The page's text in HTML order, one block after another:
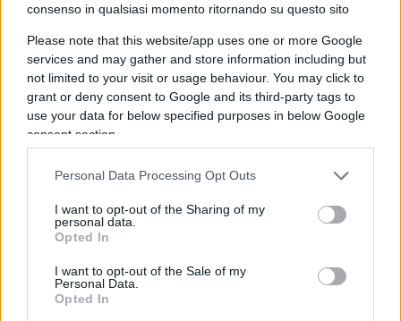
consenso in qualsiasi momento ritornando su questo sito
Please note that this website/app uses one or more Google
services and may gather and store information including but
not limited to your visit or usage behaviour. You may click to
grant or deny consent to Google and its third-party tags to
use your data for below specified purposes in below Google
consent section.
Personal Data Processing Opt Outs
I want to opt-out of the Sharing of my
personal data.
Opted In
I want to opt-out of the Sale of my
Personal Data.
Opted In
intende chiedere “garanzie di sicurezza ferree” in
un possibile futuro accordo di pace sull’Ucraina, e
ha incluso tra queste richieste “uno status
neutrale” per Kiev e “la sua non ammissione alla
Nato”.
Intanto si valuta anche un possibile incontro tra il
leader russo e quello americano. Il portavoce del
Cremlino,Dmitry
Cremlino Vladimir Putin e il presidente americano
Donald Trump